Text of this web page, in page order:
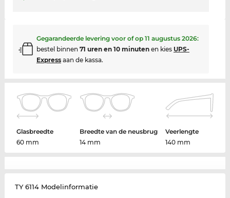
Gegarandeerde levering voor of op 11 augustus 2026:
bestel binnen 71 uren en 10 minutenen kies UPS-
Expressaan de kassa.
Glasbreedte
60 mm
Breedte van de neusbrug
14 mm
Veerlengte
140 mm
TY 6114 Modelinformatie